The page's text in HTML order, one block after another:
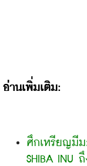
อ่านเพิ่มเติม:
ศึกเหรียญมี
SHIBA INU